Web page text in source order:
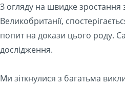
З огляду на швидке
Великобританії,
попит на докази цього роду.
дослідження.
Ми зіткнулися з багатьма